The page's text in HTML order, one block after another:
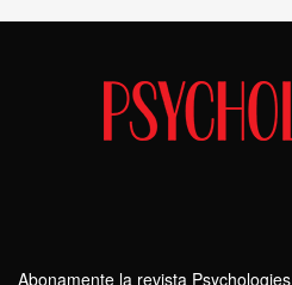
Abonamente la revista Psychologies